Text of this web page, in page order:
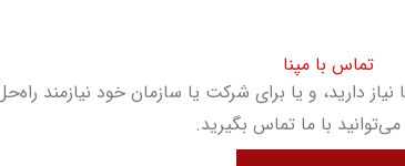
تماس با مپنا
دارید، و یا برای شرکت یا سازمان خود نیازمند
با ما تماس بگیرید.